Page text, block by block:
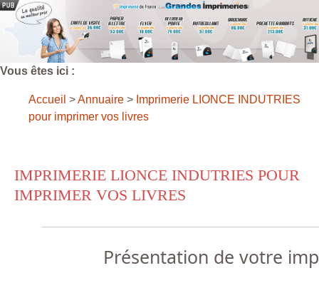
Vous êtes ici :
Accueil >Annuaire > Imprimerie LIONCE INDUTRIES
pour imprimer vos livres
IMPRIMERIE LIONCE INDUTRIES POUR
IMPRIMER VOS LIVRES
Présentation de votre